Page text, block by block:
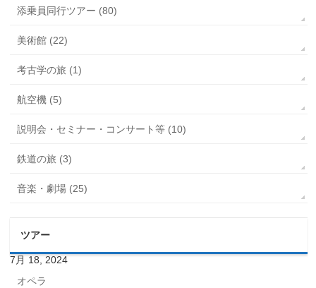
添乗員同行ツアー (80)
美術館 (22)
考古学の旅 (1)
航空機 (5)
説明会・セミナー・コンサート等 (10)
鉄道の旅 (3)
音楽・劇場 (25)
ツアー
7月 18, 2024
オペラ